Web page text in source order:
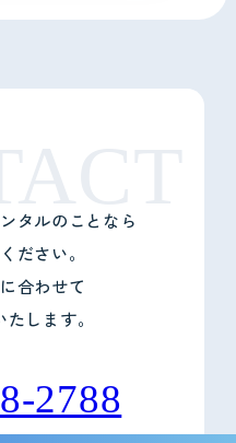
タルのことなら
ださい。
合わせて
します。
2788